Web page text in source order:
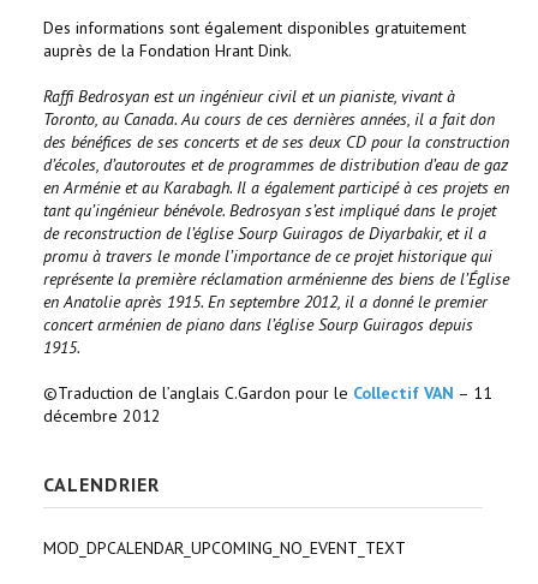
Des informations sont également disponibles gratuitement
auprès de la Fondation Hrant Dink.
Raffi Bedrosyan est un ingénieur civil et un pianiste, vivant à
Toronto, au Canada. Au cours de ces dernières années, il a fait don
des bénéfices de ses concerts et de ses deux CD pour la construction
d’écoles, d’autoroutes et de programmes de distribution d’eau de gaz
en Arménie et au Karabagh. Il a également participé à ces projets en
tant qu’ingénieur bénévole. Bedrosyan s’est impliqué dans le projet
de reconstruction de l’église Sourp Guiragos de Diyarbakir, et il a
promu à travers le monde l’importance de ce projet historique qui
représente la première réclamation arménienne des biens de l’Église
en Anatolie après 1915. En septembre 2012, il a donné le premier
concert arménien de piano dans l’église Sourp Guiragos depuis
1915.
©Traduction de l’anglais C.Gardon pour le Collectif VAN – 11
décembre 2012
CALENDRIER
MOD_DPCALENDAR_UPCOMING_NO_EVENT_TEXT